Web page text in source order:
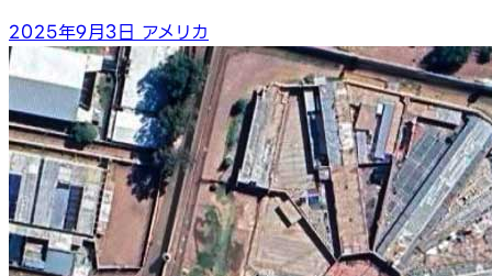
2025年9月3日 アメリカ